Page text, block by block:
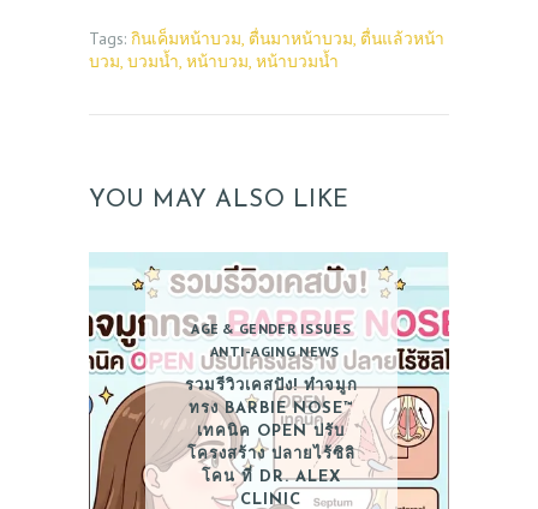
Tags: กินเค็มหน้าบวม, ตื่นมาหน้าบวม, ตื่นแล้วหน้า
บวม, บวมน้ำ, หน้าบวม, หน้าบวมน้ำ
YOU MAY ALSO LIKE
AGE & GENDER ISSUES
ANTI-AGING NEWS
รวมรีวิวเคสปัง! ทำจมูก
ทรง BARBIE NOSE™
เทคนิค OPEN ปรับ
โครงสร้าง ปลายไร้ซิลิ
โคน ที่ DR. ALEX
CLINIC